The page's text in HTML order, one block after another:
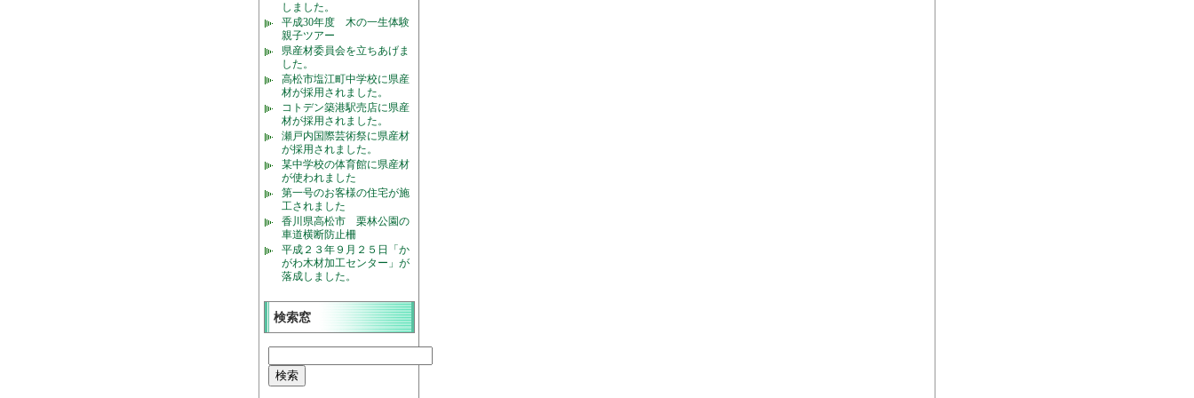
しました。
平成30年度 木の一生体験
親子ツアー
県産材委員会を立ちあげま
した。
高松市塩江町中学校に県産
材が採用されました。
コトデン築港駅売店に県産
材が採用されました。
瀬戸内国際芸術祭に県産材
が採用されました。
某中学校の体育館に県産材
が使われました
第一号のお客様の住宅が施
工されました
香川県高松市 栗林公園の
車道横断防止柵
平成２３年９月２５日「か
がわ木材加工センター」が
落成しました。
検索窓